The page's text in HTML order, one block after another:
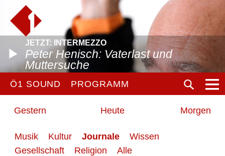
JETZT: INTERMEZZO
Peter Henisch: Vaterlast und
Muttersuche
Ö1 SOUND PROGRAMM
Gestern Heute Morgen
Musik Kultur Journale
Wissen
Gesellschaft
Religion Alle